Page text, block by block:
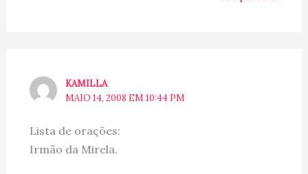
KAMILLA
MAIO 14, 2008 EM 10:44 PM
Lista de orações:
Irmão da Mirela.